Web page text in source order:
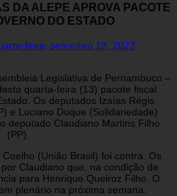
DA ALEPE APROVA PACOTE
DO ESTADO
feira, setembro 13, 2023
Legislativa de Pernambuco –
quarta-feira (13) pacote fiscal
Os deputados Izaías Régis
e Luciano Duque (Solidariedade)
deputado Claudiano Martins Filho
(PP).
(União Brasil) foi contra. Os
Claudiano que, na condição de
para Henrique Queiroz Filho. O
plenário na próxima semana.